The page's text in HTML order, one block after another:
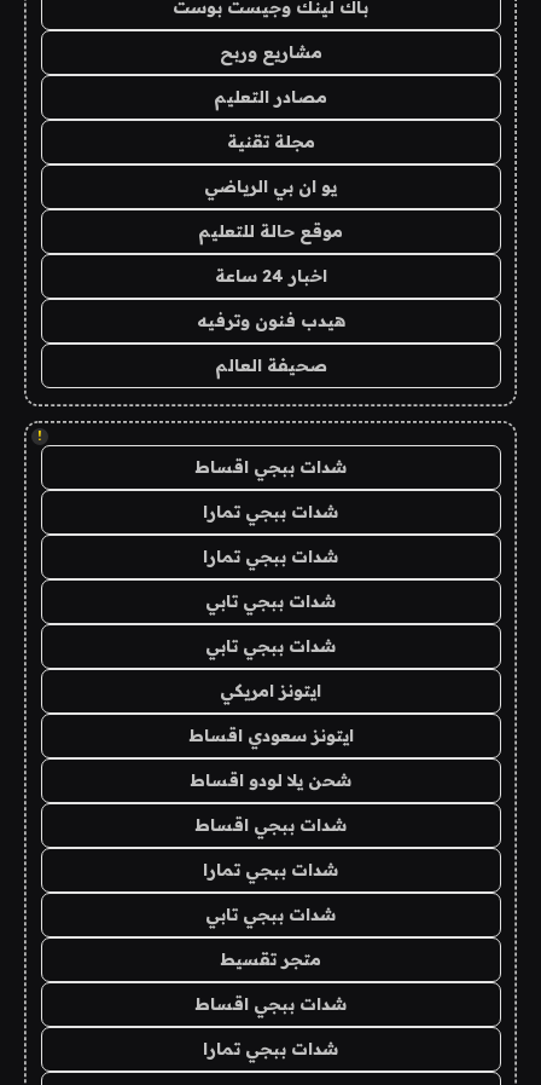
باك لينك وجيست بوست
مشاريع وربح
مصادر التعليم
مجلة تقنية
يو ان بي الرياضي
موقع حالة للتعليم
اخبار 24 ساعة
هيدب فنون وترفيه
صحيفة العالم
!
شدات ببجي اقساط
شدات ببجي تمارا
شدات ببجي تمارا
شدات ببجي تابي
شدات ببجي تابي
ايتونز امريكي
ايتونز سعودي اقساط
شحن يلا لودو اقساط
شدات ببجي اقساط
شدات ببجي تمارا
شدات ببجي تابي
متجر تقسيط
شدات ببجي اقساط
شدات ببجي تمارا